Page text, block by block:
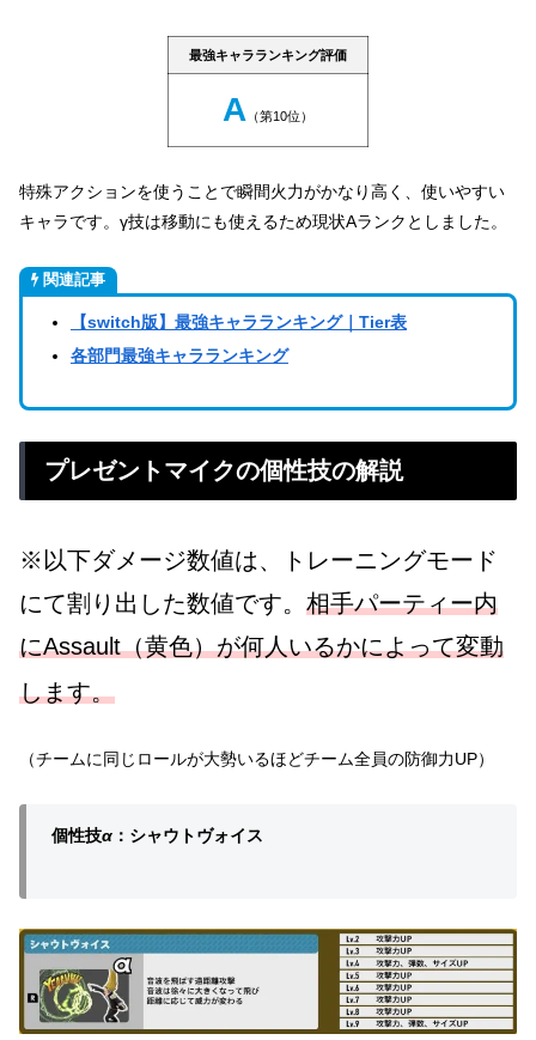
最強キャラランキング評価
A （第10位）
特殊アクションを使うことで瞬間火力がかなり高く、使いやすい
キャラです。γ技は移動にも使えるため現状Aランクとしました。
関連記事
【switch版】最強キャラランキング｜Tier表
各部門最強キャラランキング
プレゼントマイクの個性技の解説
※以下ダメージ数値は、トレーニングモード
にて割り出した数値です。 相手パーティー内
にAssault（黄色）が何人いるかによって変動
します。
（チームに同じロールが大勢いるほどチーム全員の防御力UP）
個性技α ：シャウトヴォイス